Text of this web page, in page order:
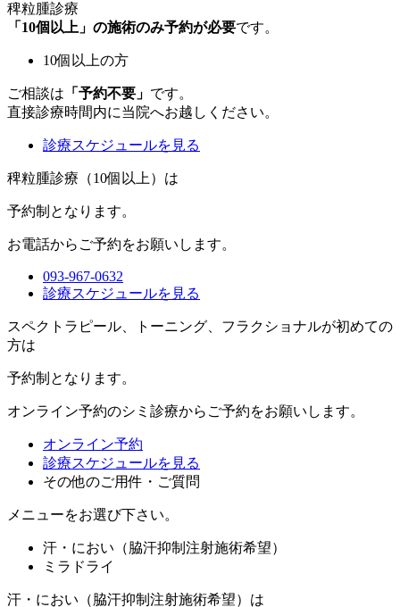
稗粒腫診療
「10個以上」の施術のみ予約が必要です。
10個以上の方
ご相談は 「予約不要」 です。
直接診療時間内に当院へお越しください。
診療スケジュールを見る
稗粒腫診療（10個以上）は
予約制 となります。
お電話からご予約をお願いします。
093-967-0632
診療スケジュールを見る
スペクトラピール、トーニング、フラクショナルが初めての
方は
予約制 となります。
オンライン予約のシミ診療からご予約をお願いします。
オンライン予約
診療スケジュールを見る
その他のご用件・ご質問
メニューをお選び下さい。
汗・におい（脇汗抑制注射施術希望）
ミラドライ
汗・におい（脇汗抑制注射施術希望）は